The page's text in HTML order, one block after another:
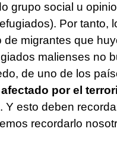
grupo social u
Por tanto,
migrantes que
malienses no
de uno de los
por el
. Y esto deben
recordarlo